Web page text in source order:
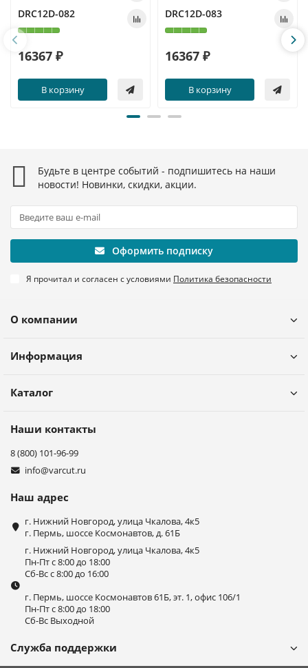
DRC12D-082
16367 ₽
В корзину
DRC12D-083
16367 ₽
В корзину
Будьте в центре событий - подпишитесь на наши
новости! Новинки, скидки, акции.
Оформить подписку
Я прочитал и согласен с условиями Политика безопасности
О компании
Информация
Каталог
Наши контакты
8 (800) 101-96-99
info@varcut.ru
Наш адрес
г. Нижний Новгород, улица Чкалова, 4к5
г. Пермь, шоссе Космонавтов, д. 61Б
г. Нижний Новгород, улица Чкалова, 4к5
Пн-Пт с 8:00 до 18:00
Сб-Вс с 8:00 до 16:00
г. Пермь, шоссе Космонавтов 61Б, эт. 1, офис 106/1
Пн-Пт с 8:00 до 18:00
Сб-Вс Выходной
Служба поддержки